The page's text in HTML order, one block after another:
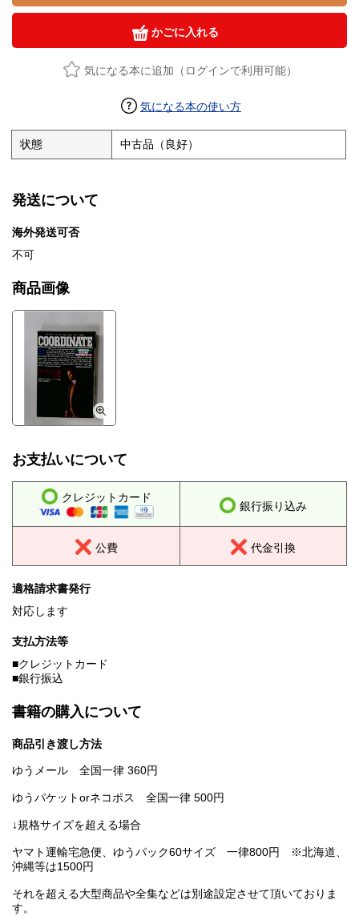
かごに入れる
気になる本に追加（ログインで利用可能）
気になる本の使い方
状態 中古品（良好）
発送について
海外発送可否
不可
商品画像
お支払いについて
クレジットカード
銀行振り込み
公費 代金引換
適格請求書発行
対応します
支払方法等
■クレジットカード
■銀行振込
書籍の購入について
商品引き渡し方法
ゆうメール 全国一律 360円
ゆうパケットorネコポス 全国一律 500円
↓規格サイズを超える場合
ヤマト運輸宅急便、ゆうパック60サイズ 一律800円 ※北海道、
沖縄等は1500円
それを超える大型商品や全集などは別途設定させて頂いておりま
す。